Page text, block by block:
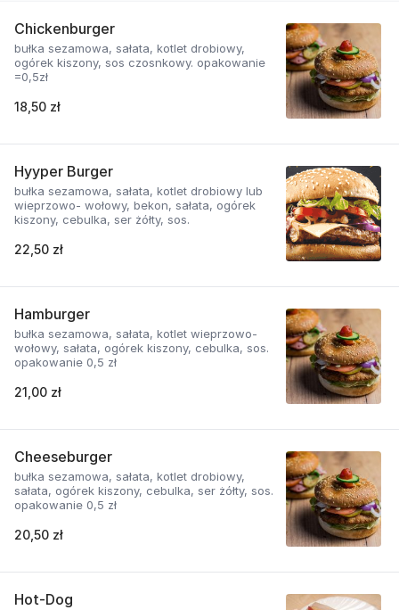
Chickenburger
bułka sezamowa, sałata, kotlet drobiowy,
ogórek kiszony, sos czosnkowy. opakowanie
=0,5zł
18,50 zł
Hyyper Burger
bułka sezamowa, sałata, kotlet drobiowy lub
wieprzowo- wołowy, bekon, sałata, ogórek
kiszony, cebulka, ser żółty, sos.
22,50 zł
Hamburger
bułka sezamowa, sałata, kotlet wieprzowo-
wołowy, sałata, ogórek kiszony, cebulka, sos.
opakowanie 0,5 zł
21,00 zł
Cheeseburger
bułka sezamowa, sałata, kotlet drobiowy,
sałata, ogórek kiszony, cebulka, ser żółty, sos.
opakowanie 0,5 zł
20,50 zł
Hot-Dog